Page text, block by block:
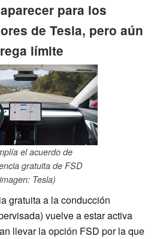
para los
de Tesla, pero aún
límite
el acuerdo de
gratuita de FSD
Tesla)
gratuita a la conducción
vuelve a estar activa
llevar la opción FSD por la que